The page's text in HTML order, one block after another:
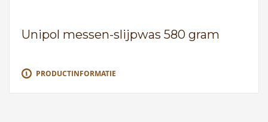
Unipol messen-slijpwas 580 gram
PRODUCTINFORMATIE